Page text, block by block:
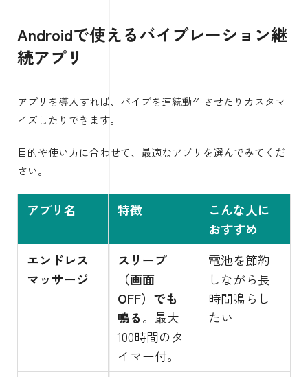
Androidで使えるバイブレーション継
続アプリ
アプリを導入すれば、バイブを連続動作させたりカスタマ
イズしたりできます。
目的や使い方に合わせて、最適なアプリを選んでみてくだ
さい。
アプリ名 特徴
こんな人に
おすすめ
エンドレス
マッサージ
スリープ
（画面
OFF）でも
鳴る。最大
100時間のタ
イマー付。
電池を節約
しながら長
時間鳴らし
たい